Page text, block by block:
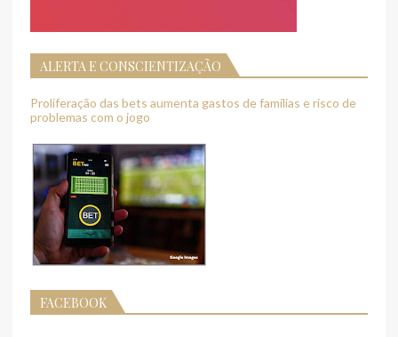
ALERTA E CONSCIENTIZAÇÃO
Proliferação das bets aumenta gastos de famílias e risco de
problemas com o jogo
FACEBOOK